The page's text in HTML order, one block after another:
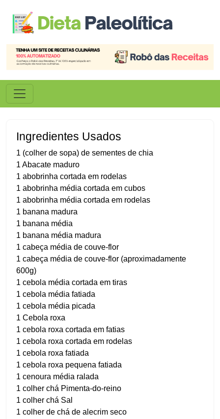
Ingredientes Usados
1 (colher de sopa) de sementes de chia
1 Abacate maduro
1 abobrinha cortada em rodelas
1 abobrinha média cortada em cubos
1 abobrinha média cortada em rodelas
1 banana madura
1 banana média
1 banana média madura
1 cabeça média de couve-flor
1 cabeça média de couve-flor (aproximadamente
600g)
1 cebola média cortada em tiras
1 cebola média fatiada
1 cebola média picada
1 Cebola roxa
1 cebola roxa cortada em fatias
1 cebola roxa cortada em rodelas
1 cebola roxa fatiada
1 cebola roxa pequena fatiada
1 cenoura média ralada
1 colher chá Pimenta-do-reino
1 colher chá Sal
1 colher de chá de alecrim seco